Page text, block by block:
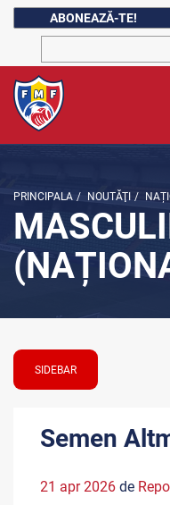
ABONEAZĂ-TE!
PRINCIPALA / NOUTĂŢI /
SIDEBAR
Semen
21 apr 2026 de